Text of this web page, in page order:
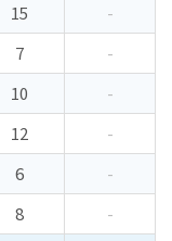
15
-
7
-
10
-
12
-
6
-
8
-